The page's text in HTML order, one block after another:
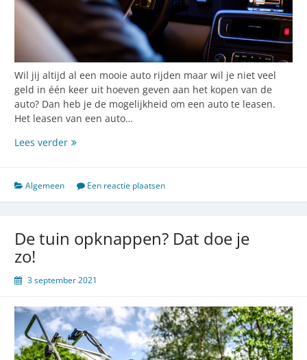
Wil jij altijd al een mooie auto rijden maar wil je niet veel
geld in één keer uit hoeven geven aan het kopen van de
auto? Dan heb je de mogelijkheid om een auto te leasen.
Het leasen van een auto…
Lees verderWat
voordelen
van
leasen?
Algemeen Een reactie plaatsen
De tuin opknappen? Dat doe je
zo!
3 september 2021